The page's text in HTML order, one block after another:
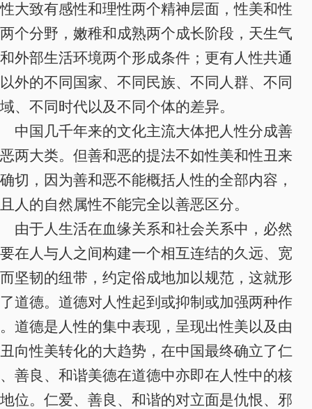
大致有感性和理性两个精神层面，性美和性
个分野，嫩稚和成熟两个成长阶段，天生气
外部生活环境两个形成条件；更有人性共通
外的不同国家、不同民族、不同人群、不同
、不同时代以及不同个体的差异。
几千年来的文化主流大体把人性分成善
两大类。但善和恶的提法不如性美和性丑来
切，因为善和恶不能概括人性的全部内容，
人的自然属性不能完全以善恶区分。
人生活在血缘关系和社会关系中，必然
在人与人之间构建一个相互连结的久远、宽
坚韧的纽带，约定俗成地加以规范，这就形
道德。道德对人性起到或抑制或加强两种作
道德是人性的集中表现，呈现出性美以及由
向性美转化的大趋势，在中国最终确立了仁
善良、和谐美德在道德中亦即在人性中的核
位。仁爱、善良、和谐的对立面是仇恨、邪